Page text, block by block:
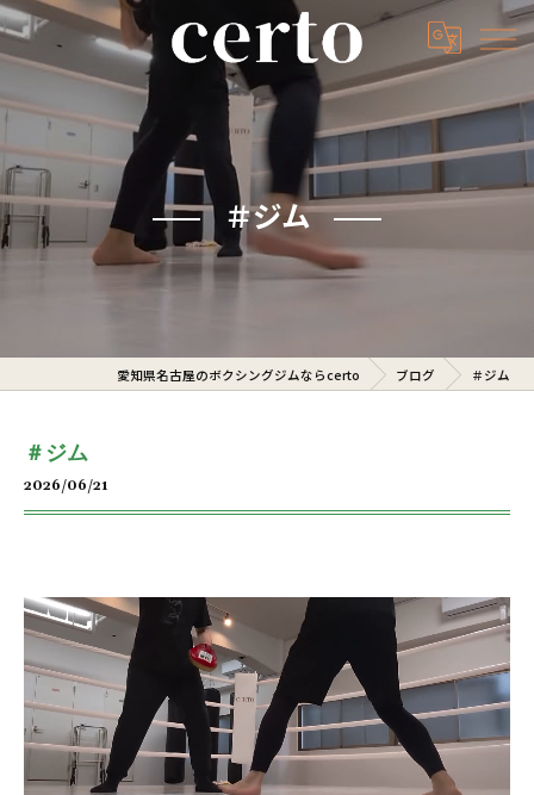
＃ジム
愛知県名古屋のボクシングジムならcerto ブログ ＃ジム
＃ジム
2026/06/21